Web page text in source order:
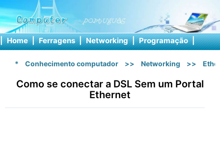
| Home | Ferragens | Networking | Programação |
* Conhecimento computador >> Networking >>
Como se conectar a DSL Sem um Portal
Ethernet